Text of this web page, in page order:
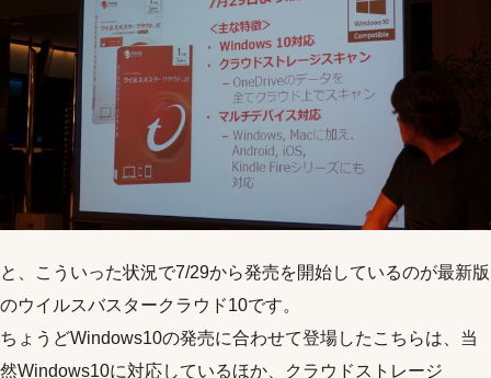
と、こういった状況で7/29から発売を開始しているのが最新版
のウイルスバスタークラウド10です。
ちょうどWindows10の発売に合わせて登場したこちらは、当
然Windows10に対応しているほか、クラウドストレージ